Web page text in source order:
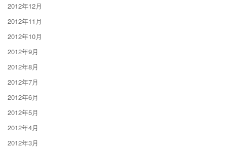
2012年12月
2012年11月
2012年10月
2012年9月
2012年8月
2012年7月
2012年6月
2012年5月
2012年4月
2012年3月